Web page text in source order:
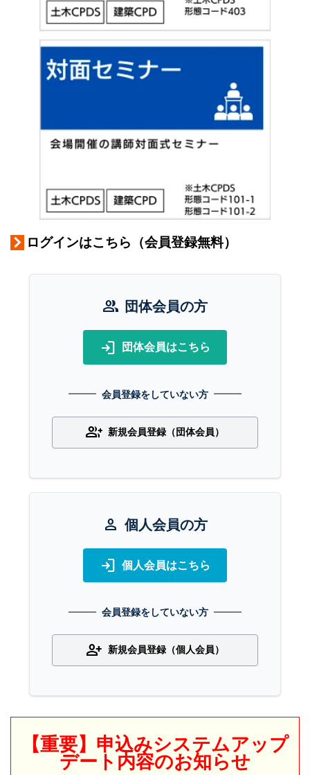
ログインはこちら（会員登録無料）
group 団体会員の方
login 団体会員はこちら
会員登録をしていない方
group_add 新規会員登録（団体会員）
person 個人会員の方
login 個人会員はこちら
会員登録をしていない方
person_add 新規会員登録（個人会員）
【重要】申込みシステムアップ
デート内容のお知らせ